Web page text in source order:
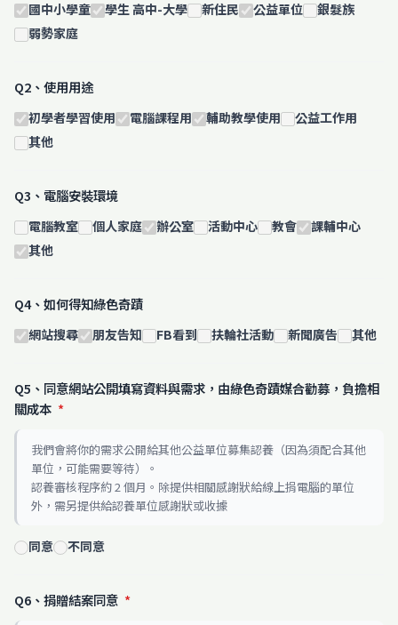
國中小學童 學生 高中-大學 新住民 公益單位
銀髮族
弱勢家庭
Q2、使用用途
初學者學習使用 電腦課程用 輔助教學使用
公益工作用
其他
Q3、電腦安裝環境
電腦教室 個人家庭 辦公室 活動中心 教會
課輔中心
其他
Q4、如何得知綠色奇蹟
網站搜尋 朋友告知 FB看到 扶輪社活動 新聞廣告 其他
Q5、同意網站公開填寫資料與需求，由綠色奇蹟媒合勸募，負擔相
關成本 *
我們會將你的需求公開給其他公益單位募集認養（因為須配合其他
單位，可能需要等待）。
認養審核程序約 2 個月。除提供相關感謝狀給線上捐電腦的單位
外，需另提供給認養單位感謝狀或收據
同意 不同意
Q6、捐贈結案同意 *